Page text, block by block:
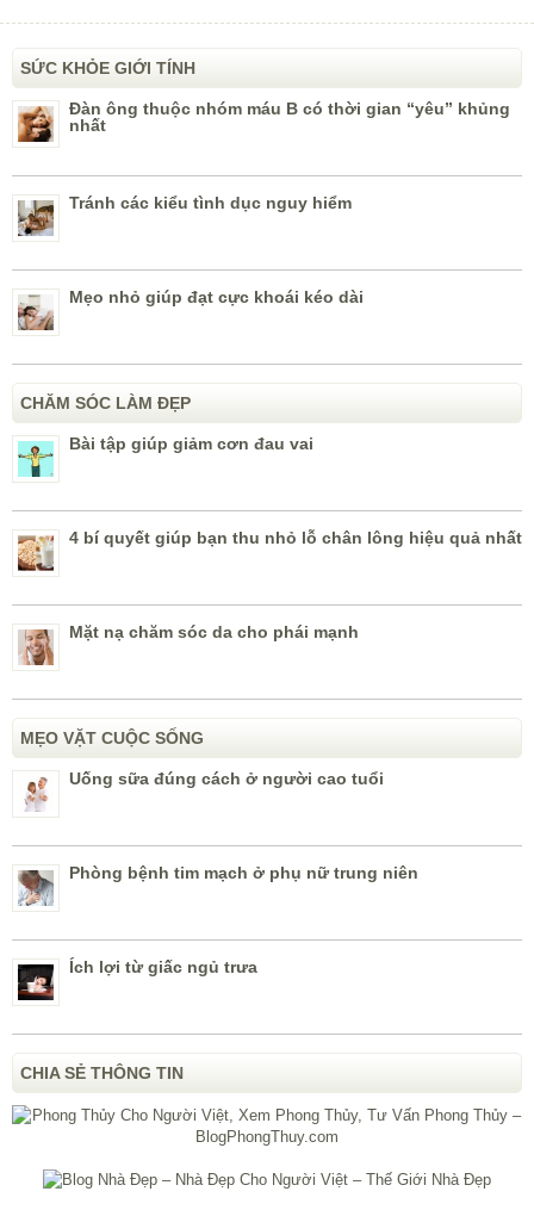
SỨC KHỎE GIỚI TÍNH
Đàn ông thuộc nhóm máu B có thời gian “yêu” khủng
nhất
Tránh các kiểu tình dục nguy hiểm
Mẹo nhỏ giúp đạt cực khoái kéo dài
CHĂM SÓC LÀM ĐẸP
Bài tập giúp giảm cơn đau vai
4 bí quyết giúp bạn thu nhỏ lỗ chân lông hiệu quả nhất
Mặt nạ chăm sóc da cho phái mạnh
MẸO VẶT CUỘC SỐNG
Uống sữa đúng cách ở người cao tuổi
Phòng bệnh tim mạch ở phụ nữ trung niên
Ích lợi từ giấc ngủ trưa
CHIA SẺ THÔNG TIN